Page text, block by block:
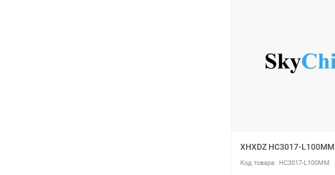
XHXDZ HC3017-L100MM
HC3017-L100MM